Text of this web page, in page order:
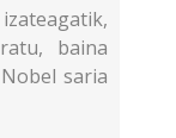
baina
saria